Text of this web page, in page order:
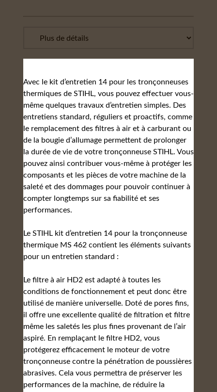
Avec le kit d’entretien 14 pour les tronçonneuses
thermiques de STIHL, vous pouvez effectuer vous-
même quelques travaux d’entretien simples. Des
entretiens standard, réguliers et proactifs, comme
le remplacement des filtres à air et à carburant ou
de la bougie d’allumage permettent de prolonger
la durée de vie de votre tronçonneuse STIHL. Vous
pouvez ainsi contribuer vous-même à protéger les
composants et les pièces de votre machine de la
saleté et des dommages pour pouvoir continuer à
compter longtemps sur sa fiabilité et ses
performances.
Le STIHL kit d’entretien 14 pour la tronçonneuse
thermique MS 462 contient les éléments suivants
pour un entretien standard :
Le filtre à air HD2 est adapté à toutes les
conditions de fonctionnement et peut donc être
utilisé de manière universelle. Doté de pores fins,
il offre une excellente qualité de filtration et filtre
même les saletés les plus fines provenant de l’air
aspiré. En remplaçant le filtre HD2, vous
protégerez efficacement le moteur de votre
tronçonneuse contre la pénétration de poussières
abrasives. Cela vous permettra de préserver les
performances de la machine, de réduire la